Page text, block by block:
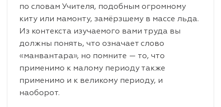
по словам Учителя, подобным огромному
киту или мамонту, замёрзшему в массе льда.
Из контекста изучаемого вами труда вы
должны понять, что означает слово
«манвантара», но помните — то, что
применимо к малому периоду также
применимо и к великому периоду, и
наоборот.